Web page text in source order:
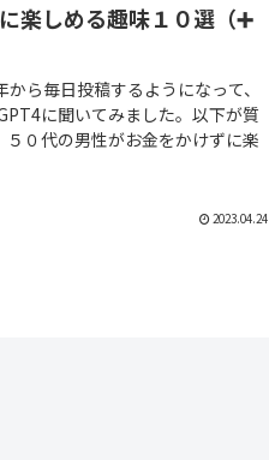
楽しめる趣味１０選（➕
ら毎日投稿するようになって、
に聞いてみました。以下が質
０代の男性がお金をかけずに楽
2023.04.24